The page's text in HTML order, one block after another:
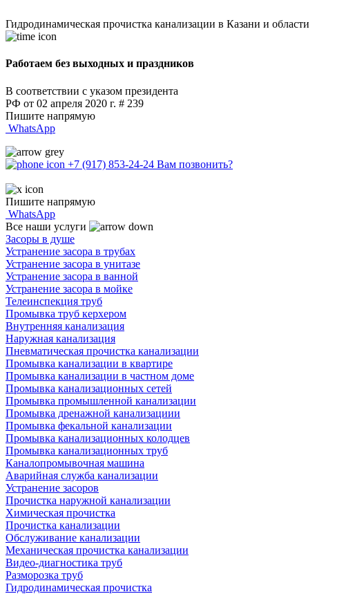
Гидродинамическая прочистка канализации в Казани и области
Работаем без выходных и праздников
В соответствии с указом президента
РФ от 02 апреля 2020 г. # 239
Пишите напрямую
WhatsApp
+7 (917) 853-24-24 Вам позвонить?
Пишите напрямую
WhatsApp
Все наши услуги
Засоры в душе
Устранение засора в трубах
Устранение засора в унитазе
Устранение засора в ванной
Устранение засора в мойке
Телеинспекция труб
Промывка труб керхером
Внутренняя канализация
Наружная канализация
Пневматическая прочистка канализации
Промывка канализации в квартире
Промывка канализации в частном доме
Промывка канализационных сетей
Промывка промышленной канализации
Промывка дренажной канализациии
Промывка фекальной канализации
Промывка канализационных колодцев
Промывка канализационных труб
Каналопромывочная машина
Аварийная служба канализации
Устранение засоров
Прочистка наружной канализации
Химическая прочистка
Прочистка канализации
Обслуживание канализации
Механическая прочистка канализации
Видео-диагностика труб
Разморозка труб
Гидродинамическая прочистка